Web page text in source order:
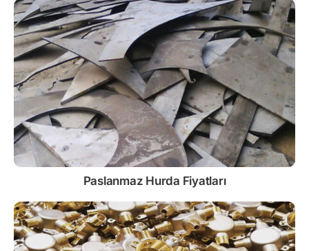
Paslanmaz Hurda Fiyatları